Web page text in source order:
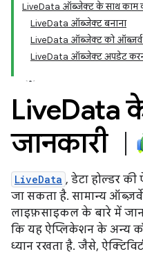
LiveData ऑब्जेक्ट के साथ काम
LiveData ऑब्जेक्ट बनाना
LiveData ऑब्जेक्ट को ऑब्ज़र्व
LiveData ऑब्जेक्ट अपडेट
LiveData
जानकारी
LiveData , डेटा होल्डर
जा सकता है. सामान्य
लाइफ़साइकल के बारे में
कि यह ऐप्लिकेशन के अन्य
ध्यान रखता है. जैसे,